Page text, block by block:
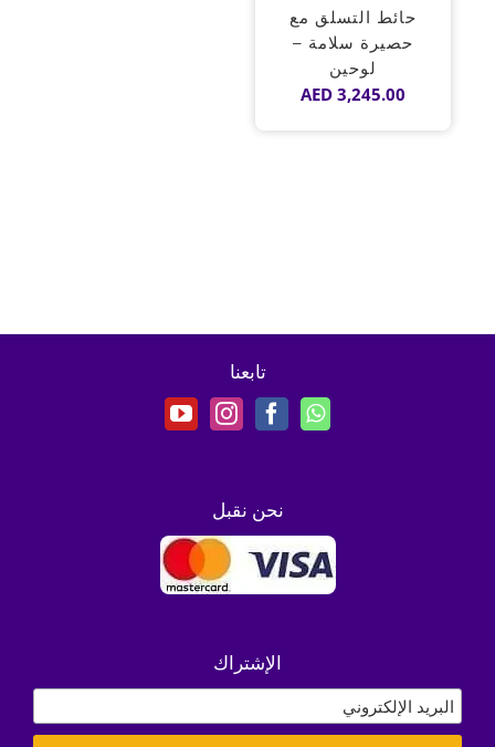
حائط التسلق مع
حصيرة سلامة –
لوحين
AED 3,245.00
تابعنا
نحن نقبل
الإشتراك